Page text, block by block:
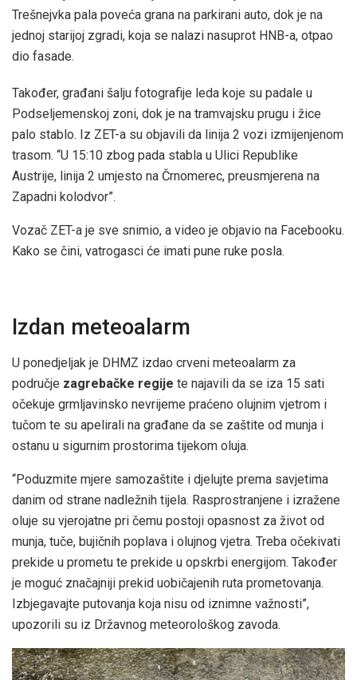
Trešnejvka pala poveća grana na parkirani auto, dok je na
jednoj starijoj zgradi, koja se nalazi nasuprot HNB-a, otpao
dio fasade.
Također, građani šalju fotografije leda koje su padale u
Podseljemenskoj zoni, dok je na tramvajsku prugu i žice
palo stablo. Iz ZET-a su objavili da linija 2 vozi izmijenjenom
trasom. “U 15:10 zbog pada stabla u Ulici Republike
Austrije, linija 2 umjesto na Črnomerec, preusmjerena na
Zapadni kolodvor”.
Vozač ZET-a je sve snimio, a video je objavio na Facebooku.
Kako se čini, vatrogasci će imati pune ruke posla.
Izdan meteoalarm
U ponedjeljak je DHMZ izdao crveni meteoalarm za
područje zagrebačke regije te najavili da se iza 15 sati
očekuje grmljavinsko nevrijeme praćeno olujnim vjetrom i
tučom te su apelirali na građane da se zaštite od munja i
ostanu u sigurnim prostorima tijekom oluja.
“Poduzmite mjere samozaštite i djelujte prema savjetima
danim od strane nadležnih tijela. Rasprostranjene i izražene
oluje su vjerojatne pri čemu postoji opasnost za život od
munja, tuče, bujičnih poplava i olujnog vjetra. Treba očekivati
prekide u prometu te prekide u opskrbi energijom. Također
je moguć značajniji prekid uobičajenih ruta prometovanja.
Izbjegavajte putovanja koja nisu od iznimne važnosti”,
upozorili su iz Državnog meteorološkog zavoda.